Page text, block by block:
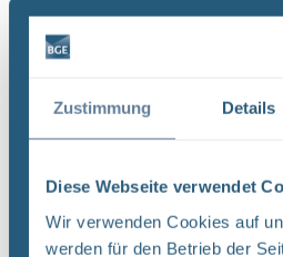
Zustimmung Details
Diese Webseite verwendet
Wir verwenden Cookies auf
werden für den Betrieb der
BGE Asse Endlager Konrad
Infostellen Asse , Konrad
am Donnerstag, den 3.
den 4. Oktober 2019,
Deutschen ...
Infostellen bis zum Ende
geschlossen